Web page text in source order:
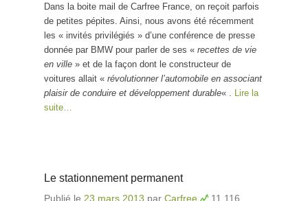
Dans la boite mail de Carfree France, on reçoit parfois
de petites pépites. Ainsi, nous avons été récemment
les « invités privilégiés » d’une conférence de presse
donnée par BMW pour parler de ses « recettes de vie
en ville » et de la façon dont le constructeur de
voitures allait « révolutionner l’automobile en associant
plaisir de conduire et développement durable« .
Lire la
suite…
Le stationnement permanent
Publié le 23 mars 2013 par Carfree 11 116